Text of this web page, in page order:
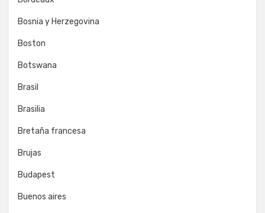
Bosnia y Herzegovina
Boston
Botswana
Brasil
Brasilia
Bretaña francesa
Brujas
Budapest
Buenos aires